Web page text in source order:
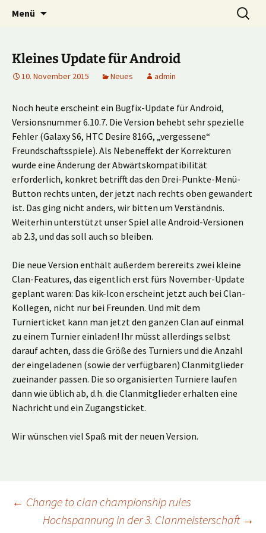
Kick it out!
Multiplayer Football Manager
Menü
Suche
nach:
Kleines Update für Android
10. November 2015 Neues admin
Noch heute erscheint ein Bugfix-Update für Android,
Versionsnummer 6.10.7. Die Version behebt sehr spezielle
Fehler (Galaxy S6, HTC Desire 816G, „vergessene“
Freundschaftsspiele). Als Nebeneffekt der Korrekturen
wurde eine Änderung der Abwärtskompatibilität
erforderlich, konkret betrifft das den Drei-Punkte-Menü-
Button rechts unten, der jetzt nach rechts oben gewandert
ist. Das ging nicht anders, wir bitten um Verständnis.
Weiterhin unterstützt unser Spiel alle Android-Versionen
ab 2.3, und das soll auch so bleiben.
Die neue Version enthält außerdem berereits zwei kleine
Clan-Features, das eigentlich erst fürs November-Update
geplant waren: Das kik-Icon erscheint jetzt auch bei Clan-
Kollegen, nicht nur bei Freunden. Und mit dem
Turnierticket kann man jetzt den ganzen Clan auf einmal
zu einem Turnier einladen! Ihr müsst allerdings selbst
darauf achten, dass die Größe des Turniers und die Anzahl
der eingeladenen (sowie der verfügbaren) Clanmitglieder
zueinander passen. Die so organisierten Turniere laufen
dann wie üblich ab, d.h. die Clanmitglieder erhalten eine
Nachricht und ein Zugangsticket.
Wir wünschen viel Spaß mit der neuen Version.
Beitragsnavigation
← Change to clan championship rules
Hochspannung in der 3. Clanmeisterschaft →